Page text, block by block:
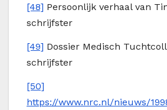
[48] Persoonlijk verhaal van
schrijfster
[49] Dossier Medisch
schrijfster
[50]
https://www.nrc.nl/nieuws/